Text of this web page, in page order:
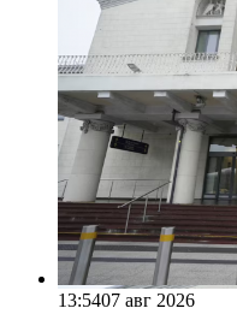
13:5407 авг 2026